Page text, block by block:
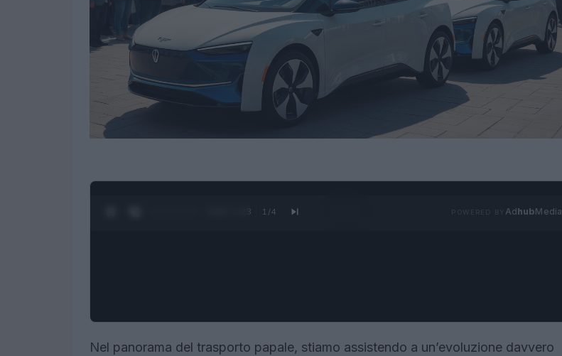
0:27 / 1:23 1 /4 AdhubMedia
Nel panorama del trasporto papale, stiamo assistendo a un’evoluzione davvero